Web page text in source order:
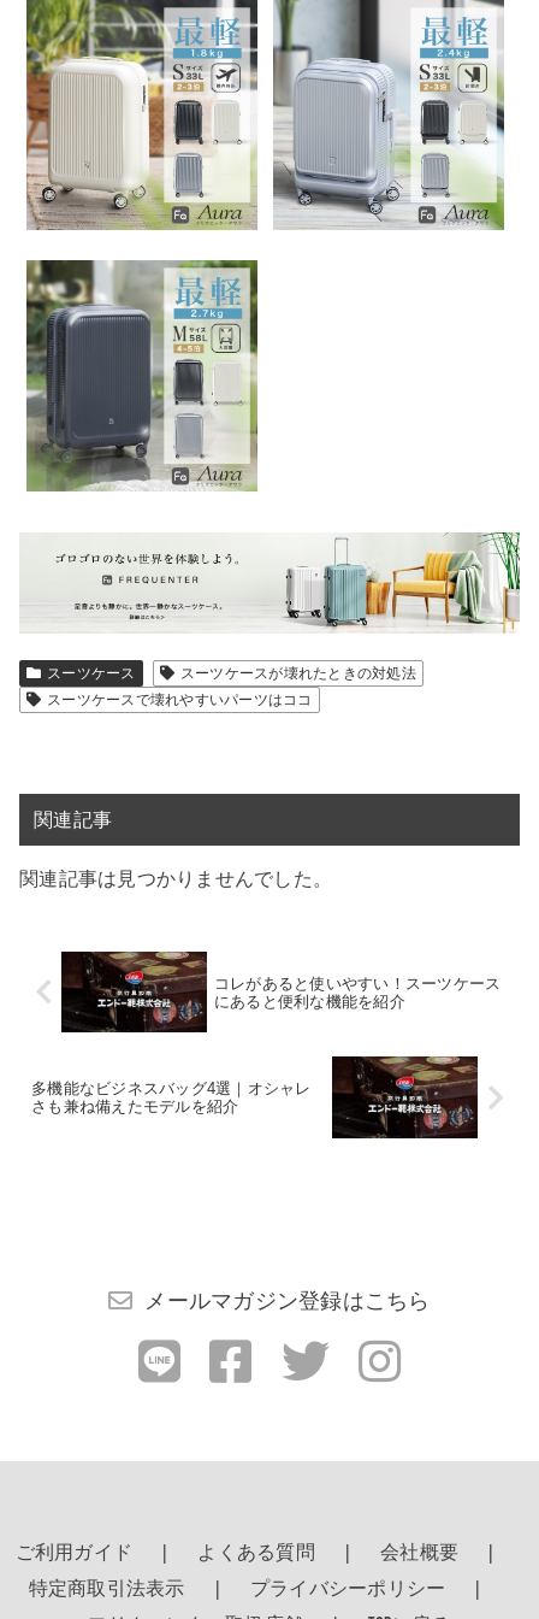
スーツケース
スーツケースが壊れたときの対処法
スーツケースで壊れやすいパーツはココ
関連記事
関連記事は見つかりませんでした。
コレがあると使いやすい！スーツケース
にあると便利な機能を紹介
多機能なビジネスバッグ4選｜オシャレ
さも兼ね備えたモデルを紹介
メールマガジン登録はこちら
ご利用ガイド よくある質問
会社概要
特定商取引法表示
プライバシーポリシー